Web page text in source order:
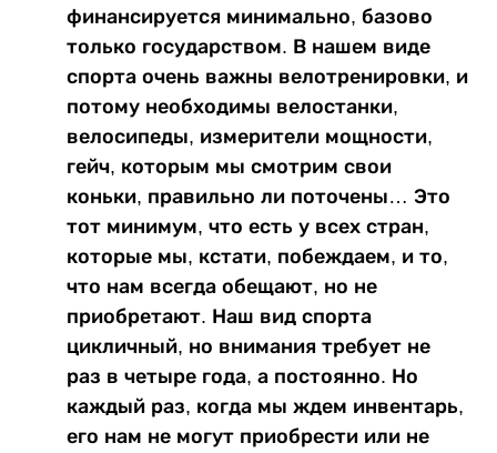
финансируется минимально, базово
только государством. В нашем виде
спорта очень важны велотренировки, и
потому необходимы велостанки,
велосипеды, измерители мощности,
гейч, которым мы смотрим свои
коньки, правильно ли поточены… Это
тот минимум, что есть у всех стран,
которые мы, кстати, побеждаем, и то,
что нам всегда обещают, но не
приобретают. Наш вид спорта
цикличный, но внимания требует не
раз в четыре года, а постоянно. Но
каждый раз, когда мы ждем инвентарь,
его нам не могут приобрести или не